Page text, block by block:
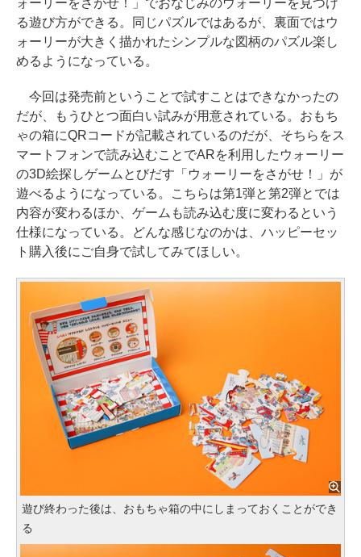
ォーリーをさがせ！」でおなじみのウォーリーを見つけ
る遊び方ができる。同じパズルではあるが、裏面ではウ
ォーリーが大きく描かれたシンプルな図柄のパズル楽し
めるようになっている。
今回は発売前ということで試すことはできなかったの
だが、もうひとつ面白い試みが用意されている。おもち
ゃの箱にQRコードが記載されているのだが、そちらをス
マートフォンで読み込むことでARを利用したウォーリー
の3D絵探しゲームとびだす「ウォーリーをさがせ！」が
遊べるようになっている。こちらは第1弾と第2弾とでは
内容が変わるほか、ゲームも読み込む度に変わるという
仕様になっている。どんな感じなのかは、ハッピーセッ
ト購入後にご自身で試してみてほしい。
遊び終わった後は、おもちゃ箱の中にしまっておくことができ
る